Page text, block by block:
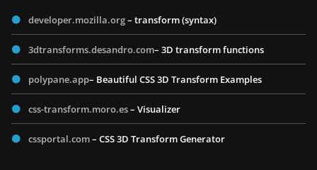
developer.mozilla.org– transform (syntax)
3dtransforms.desandro.com– 3D transform functions
polypane.app– Beautiful CSS 3D Transform Examples
css-transform.moro.es– Visualizer
cssportal.com– CSS 3D Transform Generator